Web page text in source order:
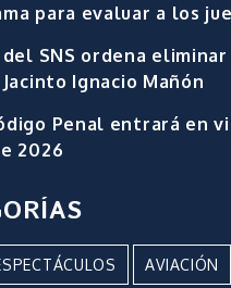
para evaluar a los
SNS ordena
Ignacio Mañón
Penal entrará en
2026
AVIACIÓN